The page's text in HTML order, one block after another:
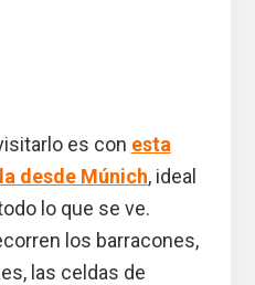
es con esta
desde Múnich, ideal
lo que se ve.
los barracones,
las celdas de